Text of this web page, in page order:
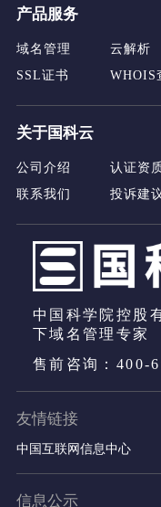
产品服务
域名管理 云解析
SSL证书
WHOIS
关于国科云
公司介绍 认证资
联系我们
投诉建
中国科学院控股
下域名管理专家
售前咨询：400-
友情链接
中国互联网信息中心
信息公示